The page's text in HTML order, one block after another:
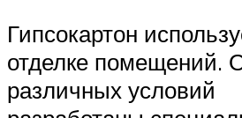
Гипсокартон
отделке помещений.
различных условий